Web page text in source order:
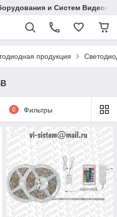
и Систем
продукция
0 Фильтры